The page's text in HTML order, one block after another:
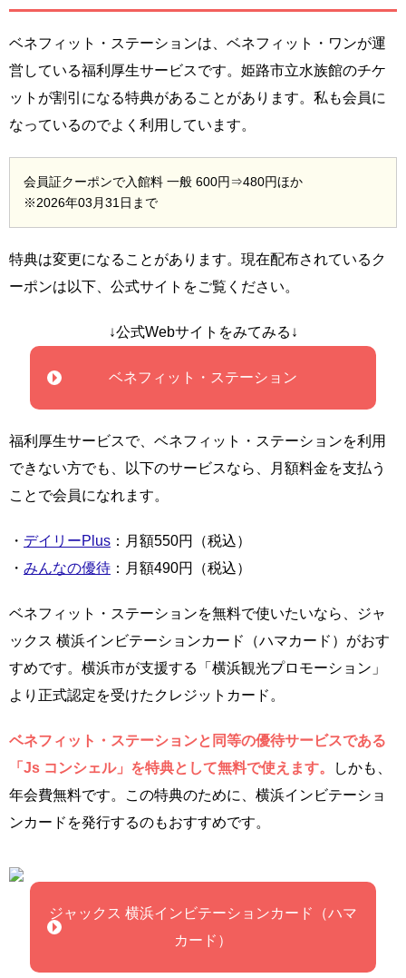
ベネフィット・ステーションは、ベネフィット・ワンが運
営している福利厚生サービスです。姫路市立水族館のチケ
ットが割引になる特典があることがあります。私も会員に
なっているのでよく利用しています。
会員証クーポンで入館料 一般 600円⇒480円ほか
※2026年03月31日まで
特典は変更になることがあります。現在配布されているク
ーポンは以下、公式サイトをご覧ください。
↓公式Webサイトをみてみる↓
ベネフィット・ステーション
福利厚生サービスで、ベネフィット・ステーションを利用
できない方でも、以下のサービスなら、月額料金を支払う
ことで会員になれます。
・ デイリーPlus ：月額550円（税込）
・ みんなの優待 ：月額490円（税込）
ベネフィット・ステーションを無料で使いたいなら、ジャ
ックス 横浜インビテーションカード（ハマカード）がおす
すめです。横浜市が支援する「横浜観光プロモーション」
より正式認定を受けたクレジットカード。
ベネフィット・ステーションと同等の優待サービスである
「Js コンシェル」を特典として無料で使えます。
しかも、
年会費無料です。この特典のために、横浜インビテーショ
ンカードを発行するのもおすすめです。
ジャックス 横浜インビテーションカード（ハマ
カード）